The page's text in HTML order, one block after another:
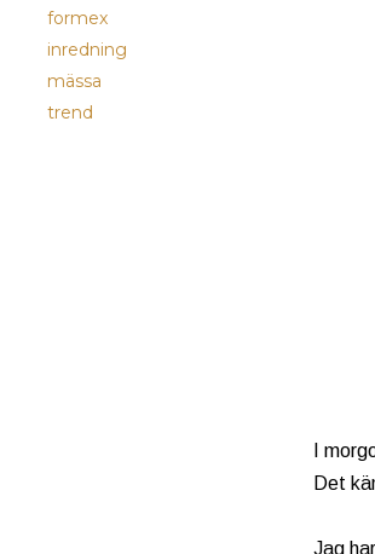
formex
inredning
mässa
trend
I
Det
Jag